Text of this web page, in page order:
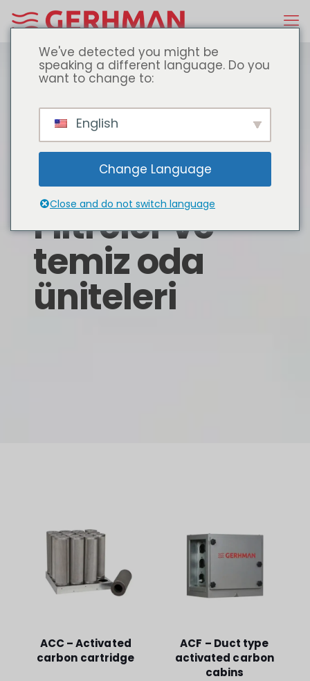
Filtreler ve
temiz oda
üniteleri
ACC – Activated
carbon cartridge
ACF – Duct type
activated carbon
cabins
We've detected you might be
speaking a different language. Do you
want to change to:
English
Change Language
Close and do not switch language